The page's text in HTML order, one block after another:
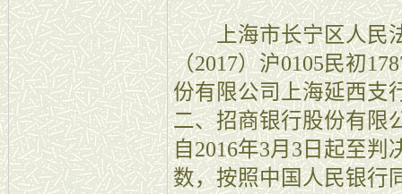
上海市长宁区人民法
（2017）沪0105民初
份有限公司上海延西支
二、招商银行股份有限
自2016年3月3日起至判
数，按照中国人民银行